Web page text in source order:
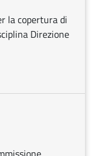
la copertura di
Direzione